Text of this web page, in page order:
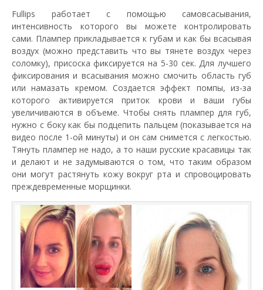
Fullips работает с помощью самовсасывания,
интенсивность которого вы можете контролировать
сами. Плампер прикладывается к губам и как бы всасывая
воздух (можно представить что вы тянете воздух через
соломку), присоска фиксируется на 5-30 сек. Для лучшего
фиксирования и всасывания можно смочить область губ
или намазать кремом. Создается эффект помпы, из-за
которого активируется приток крови и ваши губы
увеличиваются в объеме. Чтобы снять плампер для губ,
нужно с боку как бы подцепить пальцем (показывается на
видео после 1-ой минуты) и он сам снимется с легкостью.
Тянуть плампер не надо, а то наши русские красавицы так
и делают и не задумываются о том, что таким образом
они могут растянуть кожу вокруг рта и спровоцировать
преждевременные морщинки.